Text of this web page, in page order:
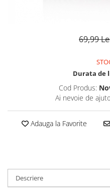
Suporturi ortopedice si orteze
69,99
Durata de
Cod Produs:
Ai nevoie de
Adauga la Favorite
Descriere